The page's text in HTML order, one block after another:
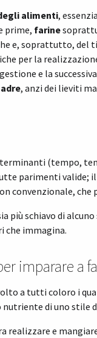
alimenti,
prime, farine
e, soprattutto, del
per la
e la successiva
, anzi dei lieviti
(tempo,
parimenti valide; il
convenzionale,
più schiavo di
che immagina.
imparare a
a tutti coloro i
nutriente di uno stile
realizzare e